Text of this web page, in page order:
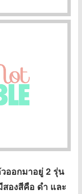
ออกมาอยู่ 2 รุ่น
องสีคือ ดำ และ